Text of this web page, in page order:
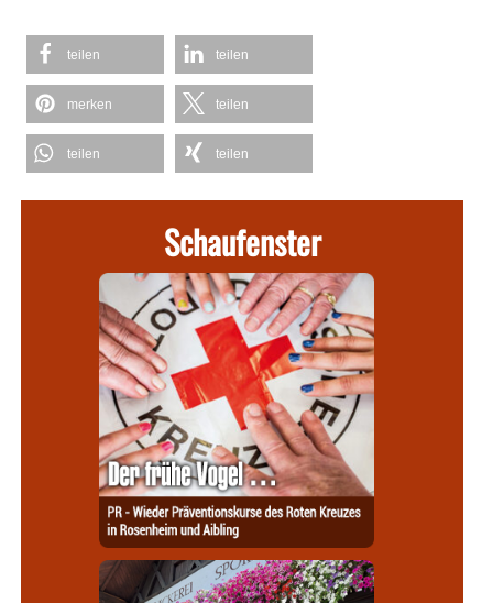
teilen teilen
merken teilen
teilen teilen
Schaufenster